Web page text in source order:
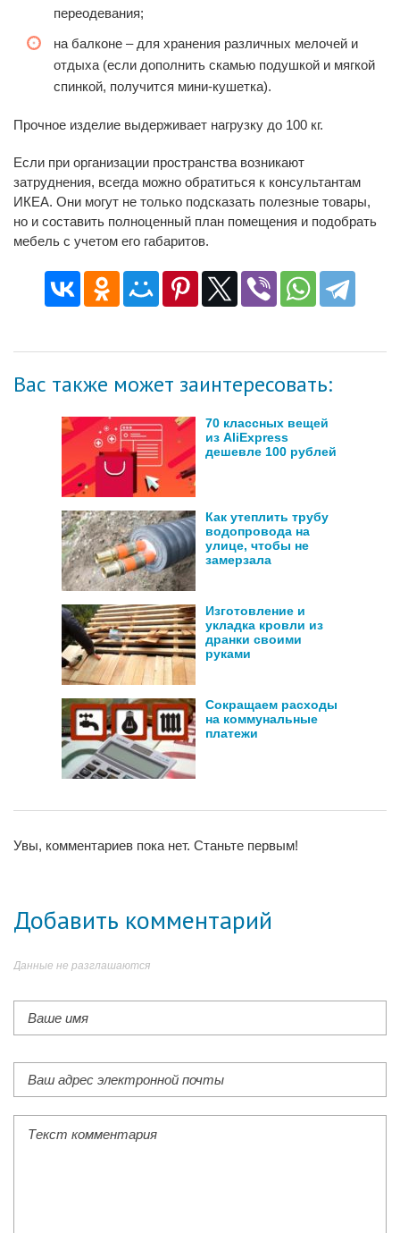
переодевания;
на балконе – для хранения различных мелочей и
отдыха (если дополнить скамью подушкой и мягкой
спинкой, получится мини-кушетка).
Прочное изделие выдерживает нагрузку до 100 кг.
Если при организации пространства возникают
затруднения, всегда можно обратиться к консультантам
ИКЕА. Они могут не только подсказать полезные товары,
но и составить полноценный план помещения и подобрать
мебель с учетом его габаритов.
Вас также может заинтересовать:
70 классных вещей
из AliExpress
дешевле 100 рублей
Как утеплить трубу
водопровода на
улице, чтобы не
замерзала
Изготовление и
укладка кровли из
дранки своими
руками
Сокращаем расходы
на коммунальные
платежи
Увы, комментариев пока нет. Станьте первым!
Добавить комментарий
Данные не разглашаются